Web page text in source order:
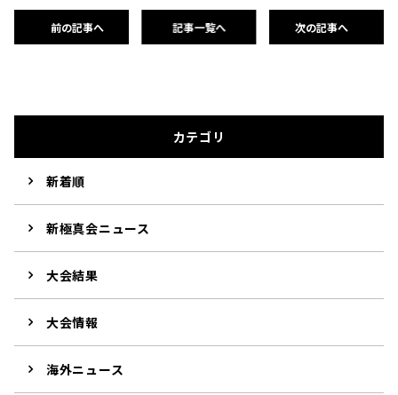
前の記事へ 記事一覧へ 次の記事へ
カテゴリ
新着順
新極真会ニュース
大会結果
大会情報
海外ニュース